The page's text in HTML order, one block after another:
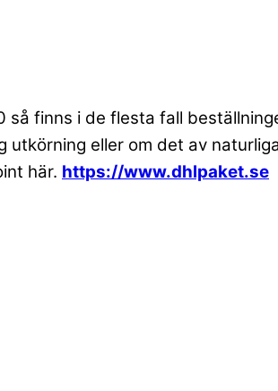
så finns i de flesta fall
utkörning eller om det av
här. https://www.dhlpaket.se